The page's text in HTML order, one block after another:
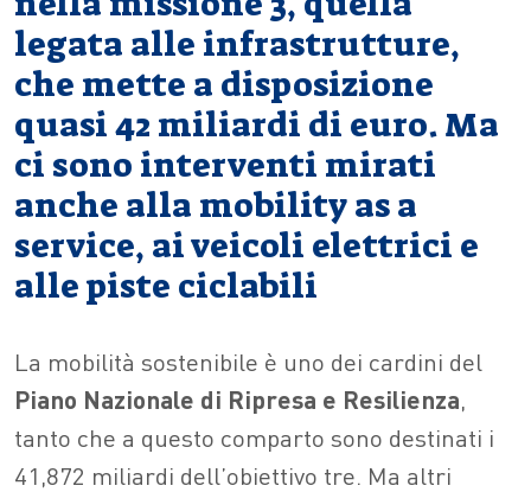
legata alle infrastrutture,
che mette a disposizione
quasi 42 miliardi di euro. Ma
ci sono interventi mirati
anche alla mobility as a
service, ai veicoli elettrici e
alle piste ciclabili
La mobilità sostenibile è uno dei cardini del
Piano Nazionale di Ripresa e Resilienza,
tanto che a questo comparto sono destinati i
41,872 miliardi dell’obiettivo tre. Ma altri